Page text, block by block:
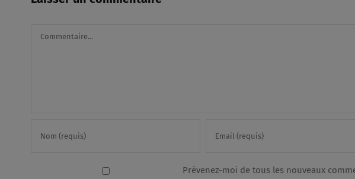
Commentaire
Prévenez-moi de tous les nouveaux